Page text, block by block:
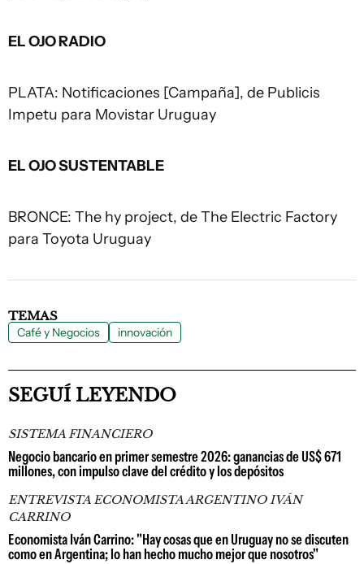
EL OJO RADIO
PLATA: Notificaciones [Campaña], de Publicis
Impetu para Movistar Uruguay
EL OJO SUSTENTABLE
BRONCE: The hy project, de The Electric Factory
para Toyota Uruguay
TEMAS
Café y Negocios innovación
SEGUÍ LEYENDO
SISTEMA FINANCIERO
Negocio bancario en primer semestre 2026: ganancias de US$ 671
millones, con impulso clave del crédito y los depósitos
ENTREVISTA ECONOMISTA ARGENTINO IVÁN
CARRINO
Economista Iván Carrino: "Hay cosas que en Uruguay no se discuten
como en Argentina; lo han hecho mucho mejor que nosotros"